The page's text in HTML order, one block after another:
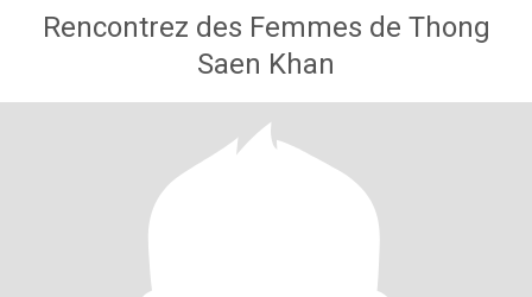
Rencontrez des Femmes de Thong
Saen Khan